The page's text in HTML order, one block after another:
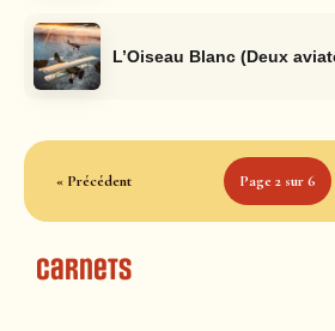
L’Oiseau Blanc (Deux
« Précédent Page 2 sur 6
Carnets